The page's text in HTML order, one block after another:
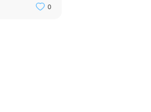
0